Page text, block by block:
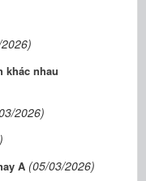
khác nhau
2026)
A (05/03/2026)